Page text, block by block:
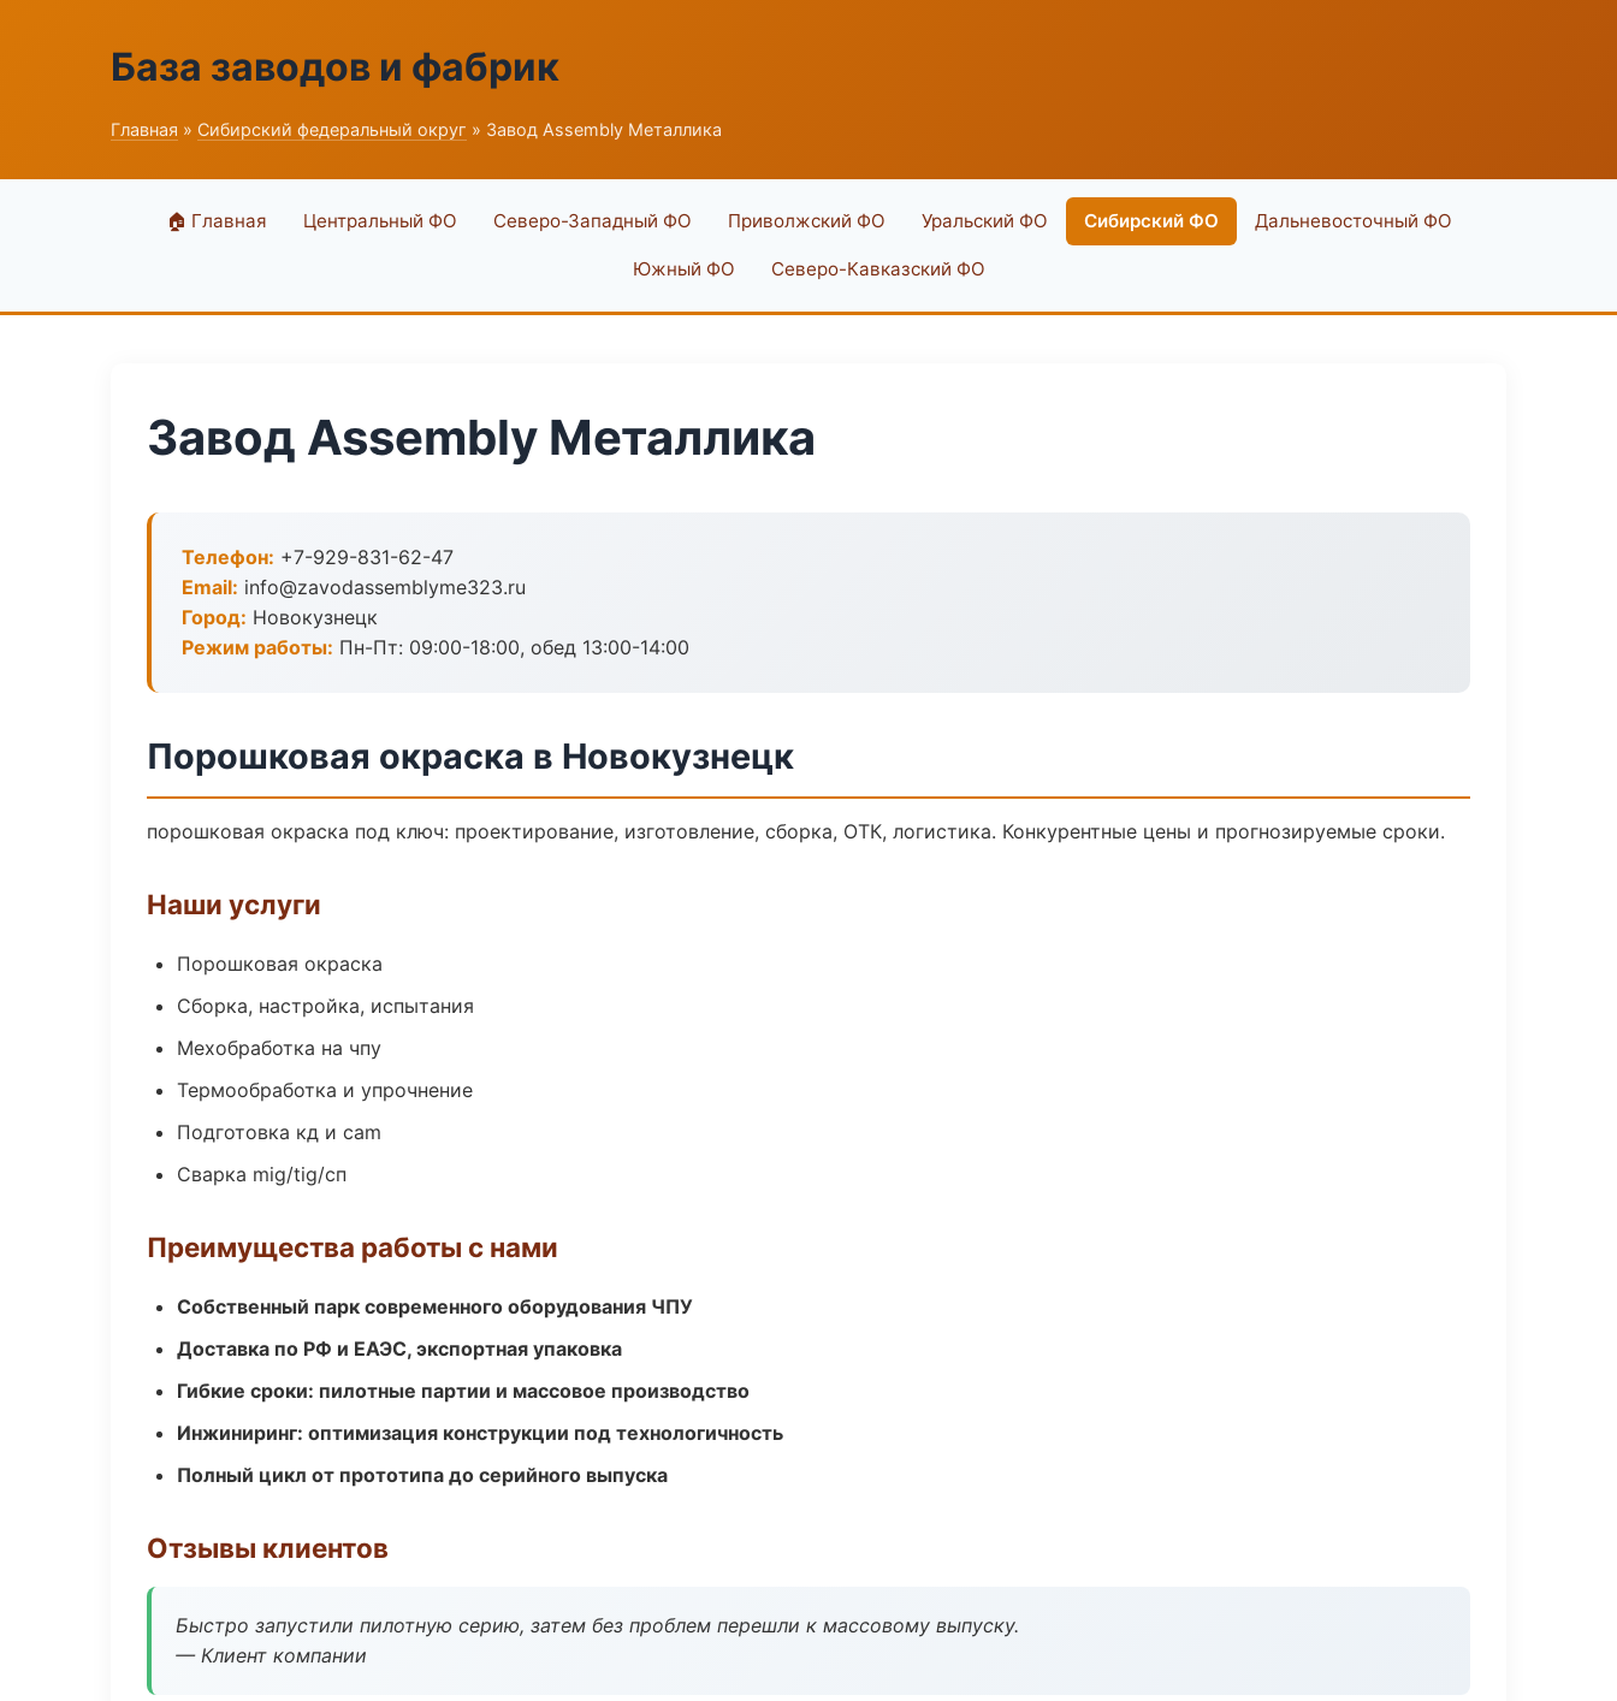
База заводов и фабрик
Главная » Сибирский федеральный округ » Завод Assembly Металлика
🏠 Главная Центральный ФО Северо-Западный ФО Приволжский ФО Уральский ФО Сибирский ФО Дальневосточный ФО
Южный ФО Северо-Кавказский ФО
Завод Assembly Металлика
Телефон: +7-929-831-62-47
Email: info@zavodassemblyme323.ru
Город: Новокузнецк
Режим работы: Пн-Пт: 09:00-18:00, обед 13:00-14:00
Порошковая окраска в Новокузнецк
порошковая окраска под ключ: проектирование, изготовление, сборка, ОТК, логистика. Конкурентные цены и прогнозируемые сроки.
Наши услуги
Порошковая окраска
Сборка, настройка, испытания
Мехобработка на чпу
Термообработка и упрочнение
Подготовка кд и cam
Сварка mig/tig/сп
Преимущества работы с нами
Собственный парк современного оборудования ЧПУ
Доставка по РФ и ЕАЭС, экспортная упаковка
Гибкие сроки: пилотные партии и массовое производство
Инжиниринг: оптимизация конструкции под технологичность
Полный цикл от прототипа до серийного выпуска
Отзывы клиентов
Быстро запустили пилотную серию, затем без проблем перешли к массовому выпуску.
— Клиент компании